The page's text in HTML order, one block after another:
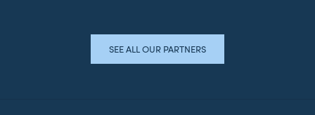
SEE ALL OUR PARTNERS